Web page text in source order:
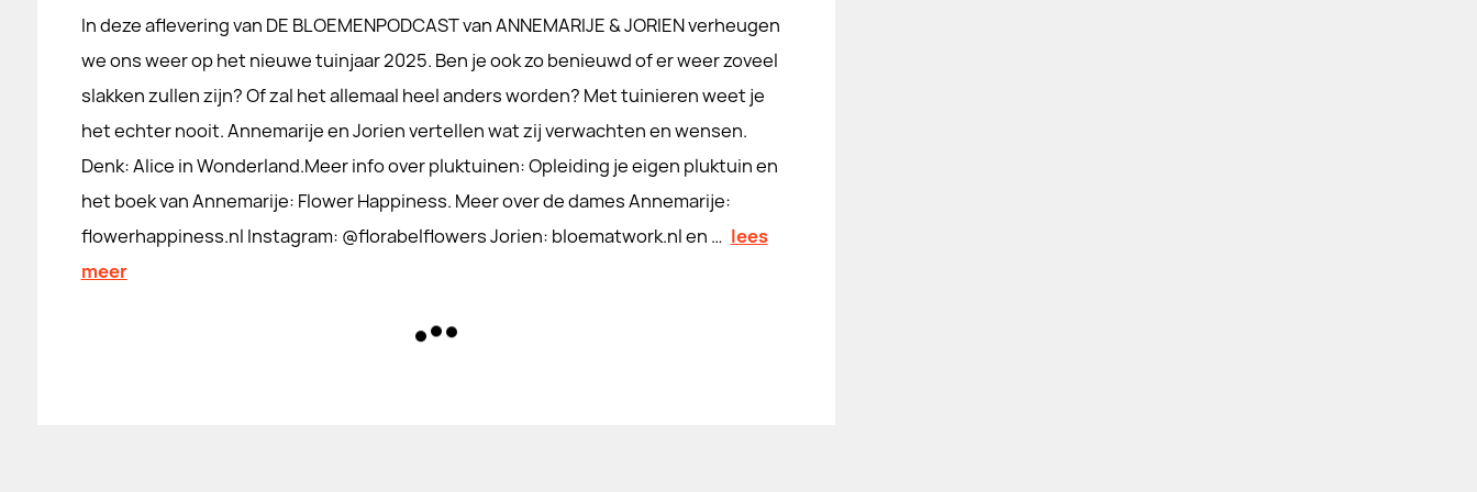
In deze aflevering van DE BLOEMENPODCAST van ANNEMARIJE & JORIEN verheugen
we ons weer op het nieuwe tuinjaar 2025. Ben je ook zo benieuwd of er weer zoveel
slakken zullen zijn? Of zal het allemaal heel anders worden? Met tuinieren weet je
het echter nooit. Annemarije en Jorien vertellen wat zij verwachten en wensen.
Denk: Alice in Wonderland.Meer info over pluktuinen: Opleiding je eigen pluktuin en
het boek van Annemarije: Flower Happiness. Meer over de dames Annemarije:
flowerhappiness.nl Instagram: @florabelflowers Jorien: bloematwork.nl en … lees
meer